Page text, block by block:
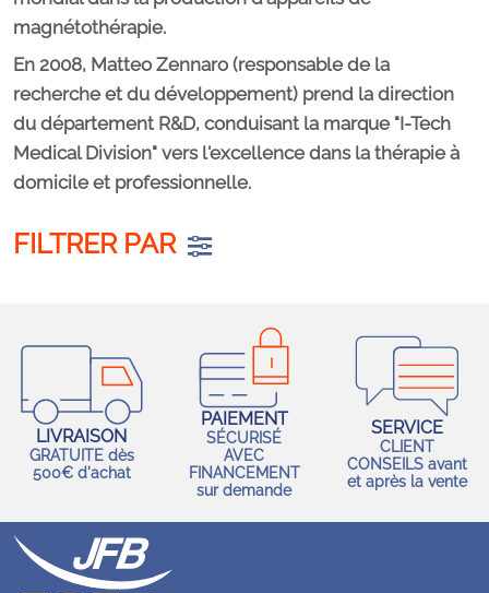
magnétothérapie.
En 2008, Matteo Zennaro (responsable de la
recherche et du développement) prend la direction
du département R&D, conduisant la marque "I-Tech
Medical Division" vers l'excellence dans la thérapie à
domicile et professionnelle.
FILTRER PAR
LIVRAISON
GRATUITE dès
500€ d'achat
PAIEMENT
SÉCURISÉ
AVEC
FINANCEMENT
sur demande
SERVICE
CLIENT
CONSEILS avant
et après la vente